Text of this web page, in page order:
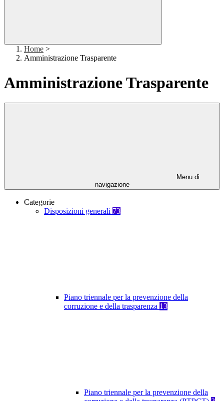
Home >
Amministrazione Trasparente
Amministrazione Trasparente
Menu di
navigazione
Categorie
Disposizioni generali 73
Piano triennale per la prevenzione della
corruzione e della trasparenza 13
Piano triennale per la prevenzione della